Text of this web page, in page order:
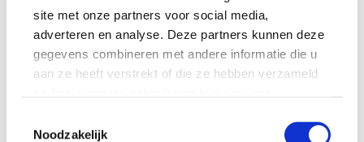
site met onze partners voor social media,
adverteren en analyse. Deze partners kunnen deze
gegevens combineren met andere informatie die u
aan ze heeft verstrekt of die ze hebben verzameld
Noodzakelijk